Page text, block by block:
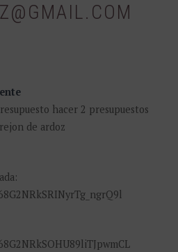
hacer 2 presupuestos
de ardoz